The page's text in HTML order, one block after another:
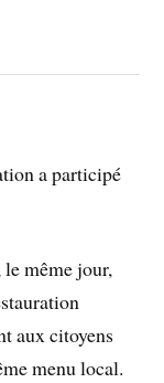
a participé
même jour,
aux citoyens
menu local.